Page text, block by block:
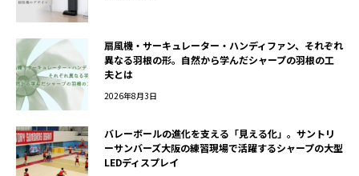
扇風機・サーキュレーター・ハンディファン、それぞれ
異なる羽根の形。自然から学んだシャープの羽根の工
夫とは
2026年8月3日
バレーボールの進化を支える「見える化」。サントリ
ーサンバーズ大阪の練習現場で活躍するシャープの大型
LEDディスプレイ